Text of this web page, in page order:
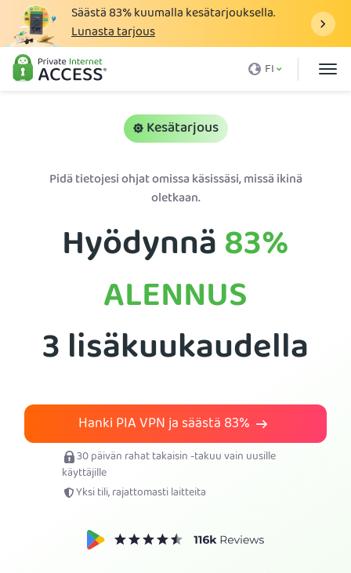
Säästä83%kuumalla kesätarjouksella.
Lunasta tarjous
FI
Mikä on VPN
Lataa VPN
Kesätarjous
Pidä tietojesi ohjat omissa käsissäsi, missä ikinä
oletkaan.
Hyödynnä83%
ALENNUS
3 lisäkuukaudella
Hanki PIA VPN ja säästä83%
30 päivän rahat takaisin -takuu vain uusille
käyttäjille
Yksi tili, rajattomasti laitteita